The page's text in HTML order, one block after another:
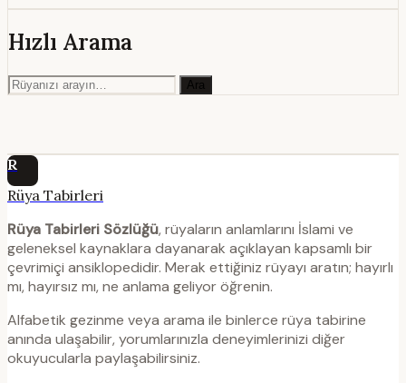
Hızlı Arama
Ara
R
Rüya Tabirleri
Rüya Tabirleri Sözlüğü, rüyaların anlamlarını İslami ve
geleneksel kaynaklara dayanarak açıklayan kapsamlı bir
çevrimiçi ansiklopedidir. Merak ettiğiniz rüyayı aratın; hayırlı
mı, hayırsız mı, ne anlama geliyor öğrenin.
Alfabetik gezinme veya arama ile binlerce rüya tabirine
anında ulaşabilir, yorumlarınızla deneyimlerinizi diğer
okuyucularla paylaşabilirsiniz.